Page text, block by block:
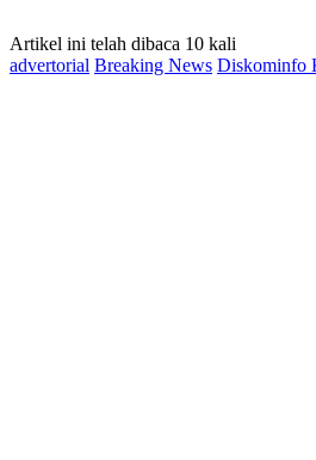
Artikel ini telah dibaca 10 kali
advertorial Breaking News Diskominfo